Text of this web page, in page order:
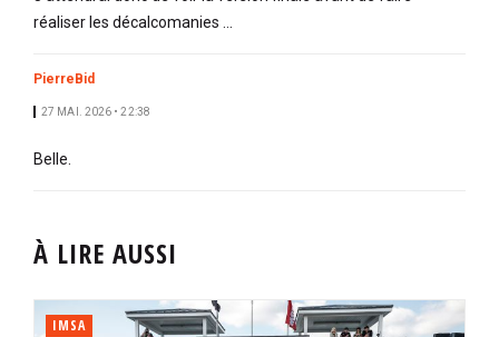
réaliser les décalcomanies …
PierreBid
27 MAI. 2026 • 22:38
Belle.
À LIRE AUSSI
IMSA